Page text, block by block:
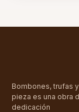
Bombones, trufas
pieza es una obra
dedicación